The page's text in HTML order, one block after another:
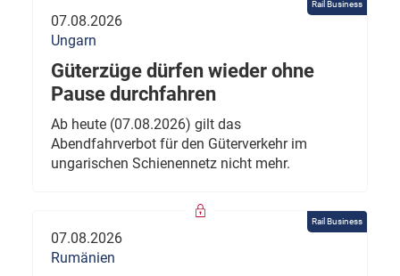
Rail Business
07.08.2026
Ungarn
Güterzüge dürfen wieder ohne
Pause durchfahren
Ab heute (07.08.2026) gilt das
Abendfahrverbot für den Güterverkehr im
ungarischen Schienennetz nicht mehr.
Rail Business
07.08.2026
Rumänien